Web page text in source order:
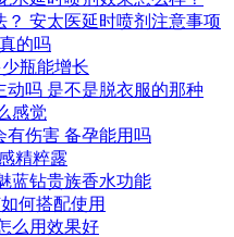
安太医延时喷剂注意事项
的吗
瓶能增长
吗 是不是脱衣服的那种
感觉
有伤害 备孕能用吗
精粹露
蓝钻贵族香水功能
何搭配使用
么用效果好